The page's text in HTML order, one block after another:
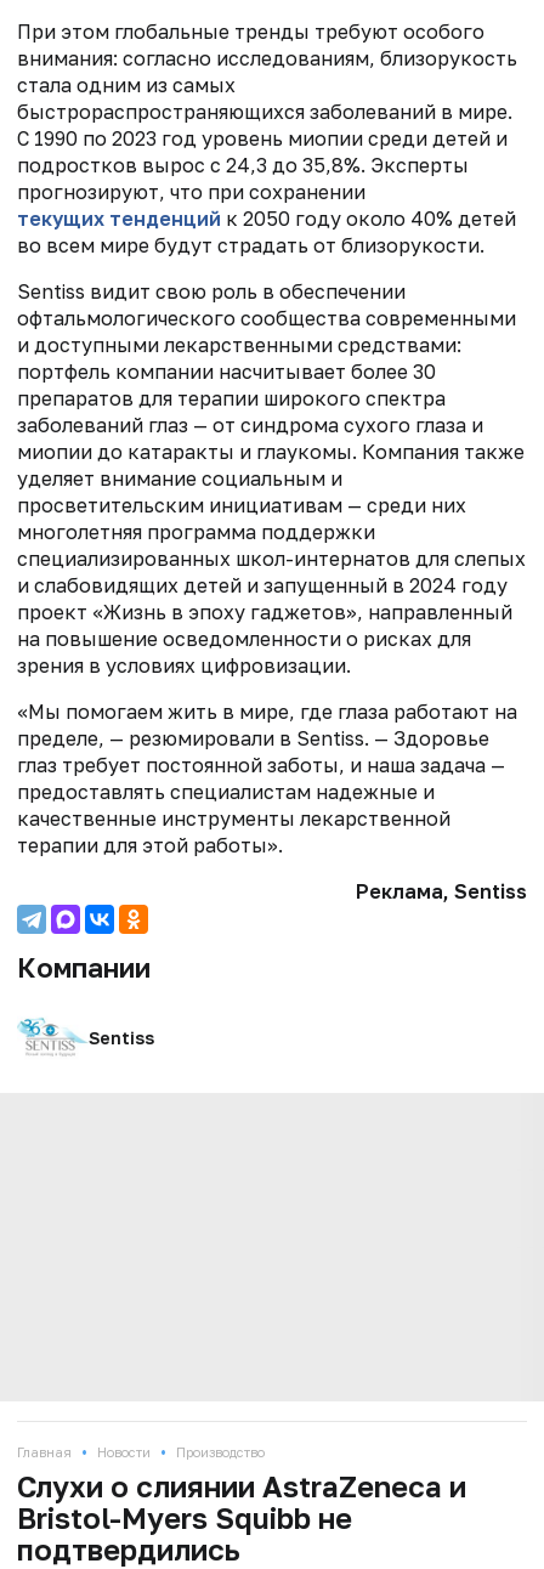
При этом глобальные тренды требуют особого
внимания: согласно исследованиям, близорукость
стала одним из самых
быстрораспространяющихся заболеваний в мире.
С 1990 по 2023 год уровень миопии среди детей и
подростков вырос с 24,3 до 35,8%. Эксперты
прогнозируют, что при сохранении
текущих тенденций к 2050 году около 40% детей
во всем мире будут страдать от близорукости.
Sentiss видит свою роль в обеспечении
офтальмологического сообщества современными
и доступными лекарственными средствами:
портфель компании насчитывает более 30
препаратов для терапии широкого спектра
заболеваний глаз — от синдрома сухого глаза и
миопии до катаракты и глаукомы. Компания также
уделяет внимание социальным и
просветительским инициативам — среди них
многолетняя программа поддержки
специализированных школ-интернатов для слепых
и слабовидящих детей и запущенный в 2024 году
проект «Жизнь в эпоху гаджетов», направленный
на повышение осведомленности о рисках для
зрения в условиях цифровизации.
«Мы помогаем жить в мире, где глаза работают на
пределе, — резюмировали в Sentiss. — Здоровье
глаз требует постоянной заботы, и наша задача —
предоставлять специалистам надежные и
качественные инструменты лекарственной
терапии для этой работы».
Реклама, Sentiss
Компании
Sentiss
Главная • Новости • Производство
Слухи о слиянии AstraZeneca и
Bristol-Myers Squibb не
подтвердились